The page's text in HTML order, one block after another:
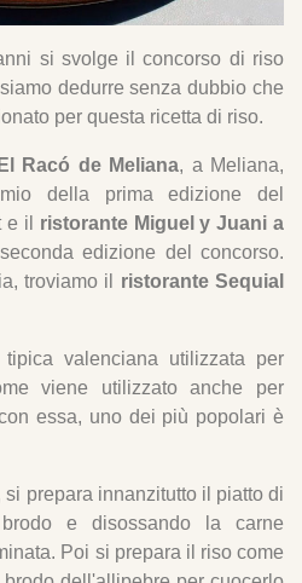
si svolge il concorso di riso
dedurre senza dubbio che
per questa ricetta di riso.
El Racó de Meliana, a Meliana,
della prima edizione del
e il ristorante Miguel y Juani a
edizione del concorso.
troviamo il ristorante Sequial
valenciana utilizzata per
viene utilizzato anche per
essa, uno dei più popolari è
si prepara innanzitutto il piatto di
e disossando la carne
Poi si prepara il riso come